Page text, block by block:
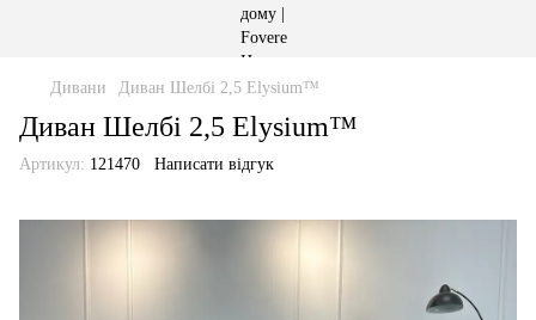
Дивани Диван Шелбі 2,5 Elysium™
Диван Шелбі 2,5 Elysium™
Артикул: 121470 Написати відгук